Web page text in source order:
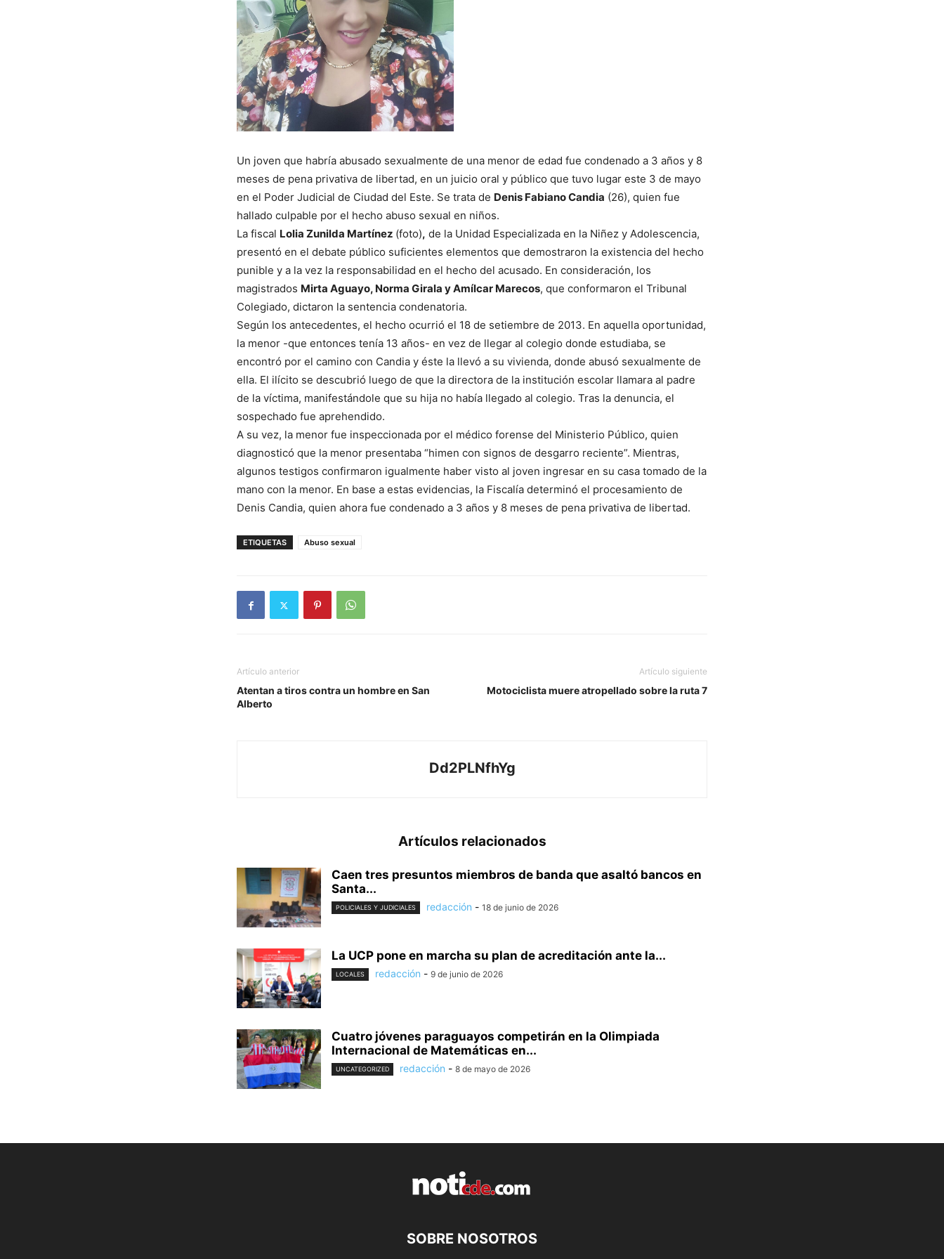
Un joven que habría abusado sexualmente de una menor de edad fue condenado a 3 años y 8
meses de pena privativa de libertad, en un juicio oral y público que tuvo lugar este 3 de mayo
en el Poder Judicial de Ciudad del Este. Se trata de Denis Fabiano Candia (26), quien fue
hallado culpable por el hecho abuso sexual en niños.
La fiscal Lolia Zunilda Martínez (foto), de la Unidad Especializada en la Niñez y Adolescencia,
presentó en el debate público suficientes elementos que demostraron la existencia del hecho
punible y a la vez la responsabilidad en el hecho del acusado. En consideración, los
magistrados Mirta Aguayo, Norma Girala y Amílcar Marecos, que conformaron el Tribunal
Colegiado, dictaron la sentencia condenatoria.
Según los antecedentes, el hecho ocurrió el 18 de setiembre de 2013. En aquella oportunidad,
la menor -que entonces tenía 13 años- en vez de llegar al colegio donde estudiaba, se
encontró por el camino con Candia y éste la llevó a su vivienda, donde abusó sexualmente de
ella. El ilícito se descubrió luego de que la directora de la institución escolar llamara al padre
de la víctima, manifestándole que su hija no había llegado al colegio. Tras la denuncia, el
sospechado fue aprehendido.
A su vez, la menor fue inspeccionada por el médico forense del Ministerio Público, quien
diagnosticó que la menor presentaba “himen con signos de desgarro reciente”. Mientras,
algunos testigos confirmaron igualmente haber visto al joven ingresar en su casa tomado de la
mano con la menor. En base a estas evidencias, la Fiscalía determinó el procesamiento de
Denis Candia, quien ahora fue condenado a 3 años y 8 meses de pena privativa de libertad.
ETIQUETAS Abuso sexual
Artículo anterior
Atentan a tiros contra un hombre en San
Alberto
Artículo siguiente
Motociclista muere atropellado sobre la ruta 7
Dd2PLNfhYg
Artículos relacionados
Caen tres presuntos miembros de banda que asaltó bancos en
Santa...
POLICIALES Y JUDICIALES redacción - 18 de junio de 2026
La UCP pone en marcha su plan de acreditación ante la...
LOCALES redacción - 9 de junio de 2026
Cuatro jóvenes paraguayos competirán en la Olimpiada
Internacional de Matemáticas en...
UNCATEGORIZED redacción - 8 de mayo de 2026
SOBRE NOSOTROS